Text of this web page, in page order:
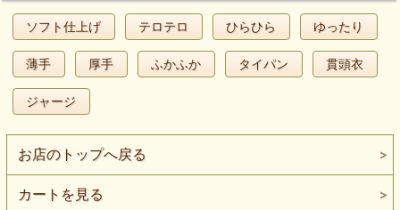
ソフト仕上げ テロテロ ひらひら ゆったり
薄手 厚手 ふかふか タイパン 貫頭衣
ジャージ
お店のトップへ戻る
カートを見る